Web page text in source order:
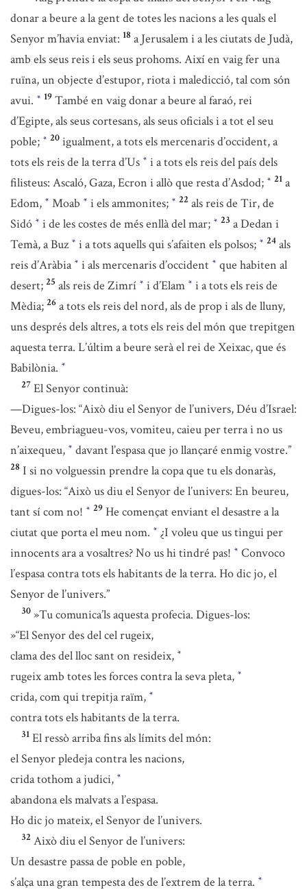
donar a beure a la gent de totes les nacions a les quals el
Senyor m’havia enviat: 18 a Jerusalem i a les ciutats de Judà,
amb els seus reis i els seus prohoms. Així en vaig fer una
ruïna, un objecte d’estupor, riota i maledicció, tal com són
avui. * 19 També en vaig donar a beure al faraó, rei
d’Egipte, als seus cortesans, als seus oficials i a tot el seu
poble; * 20 igualment, a tots els mercenaris d’occident, a
tots els reis de la terra d’Us * i a tots els reis del país dels
filisteus: Ascaló, Gaza, Ecron i allò que resta d’Asdod; * 21 a
Edom, * Moab * i els ammonites; * 22 als reis de Tir, de
Sidó * i de les costes de més enllà del mar; * 23 a Dedan i
Temà, a Buz * i a tots aquells qui s’afaiten els polsos; * 24 als
reis d’Aràbia * i als mercenaris d’occident * que habiten al
desert; 25 als reis de Zimrí * i d’Elam * i a tots els reis de
Mèdia; 26 a tots els reis del nord, als de prop i als de lluny,
uns després dels altres, a tots els reis del món que trepitgen
aquesta terra. L’últim a beure serà el rei de Xeixac, que és
Babilònia. *
27 El Senyor continuà:
—Digues-los: “Això diu el Senyor de l’univers, Déu d’Israel:
Beveu, embriagueu-vos, vomiteu, caieu per terra i no us
n’aixequeu, * davant l’espasa que jo llançaré enmig vostre.”
28 I si no volguessin prendre la copa que tu els donaràs,
digues-los: “Això us diu el Senyor de l’univers: En beureu,
tant sí com no! * 29 He començat enviant el desastre a la
ciutat que porta el meu nom. * ¿I voleu que us tingui per
innocents ara a vosaltres? No us hi tindré pas! * Convoco
l’espasa contra tots els habitants de la terra. Ho dic jo, el
Senyor de l’univers.”
30 »Tu comunica’ls aquesta profecia. Digues-los:
»“El Senyor des del cel rugeix,
clama des del lloc sant on resideix, *
rugeix amb totes les forces contra la seva pleta, *
crida, com qui trepitja raïm, *
contra tots els habitants de la terra.
31 El ressò arriba fins als límits del món:
el Senyor pledeja contra les nacions,
crida tothom a judici, *
abandona els malvats a l’espasa.
Ho dic jo mateix, el Senyor de l’univers.
32 Això diu el Senyor de l’univers:
Un desastre passa de poble en poble,
s’alça una gran tempesta des de l’extrem de la terra. *